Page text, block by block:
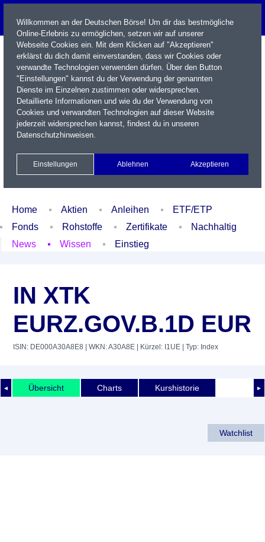
Name / WKN / ISIN / Kürzel
Xetra Realtime
Watchlist Portfolio Login
Home Aktien Anleihen
ETF/ETP
Fonds
Rohstoffe Zertifikate
Nachhaltig
News
Wissen Einstieg
IN XTK
EURZ.GOV.B.1D EUR
ISIN: DE000A30A8E8 | WKN: A30A8E | Kürzel: I1UE | Typ: Index
◄ ►
Übersicht Charts Kurshistorie
Watchlist
Willkommen an der Deutschen Börse! Um dir das bestmögliche
Online-Erlebnis zu ermöglichen, setzen wir auf unserer
Webseite Cookies ein. Mit dem Klicken auf "Akzeptieren"
erklärst du dich damit einverstanden, dass wir Cookies oder
verwandte Technologien verwenden dürfen. Über den Button
"Einstellungen" kannst du der Verwendung der genannten
Dienste im Einzelnen zustimmen oder widersprechen.
Detaillierte Informationen und wie du der Verwendung von
Cookies und verwandten Technologien auf dieser Website
jederzeit widersprechen kannst, findest du in unseren
Datenschutzhinweisen.
Einstellungen Ablehnen Akzeptieren